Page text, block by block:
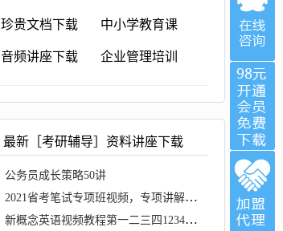
珍贵文档下载 中小学教育课
音频讲座下载 企业管理培训
最新［考研辅导］资料讲座下载
公务员成长策略50讲
2021省考笔试专项班视频，专项讲解，逐点击破
新概念英语视频教程第一二三四1234册全套教学资料教材送MP3音频